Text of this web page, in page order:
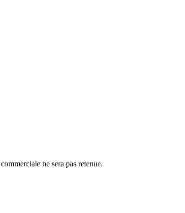
ne sera pas retenue.